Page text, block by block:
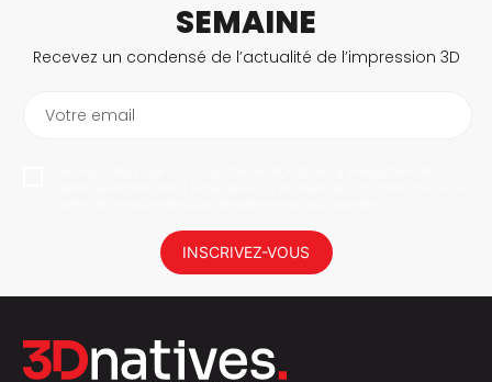
SEMAINE
Recevez un condensé de l’actualité de l’impression 3D
Votre email
INSCRIVEZ-VOUS